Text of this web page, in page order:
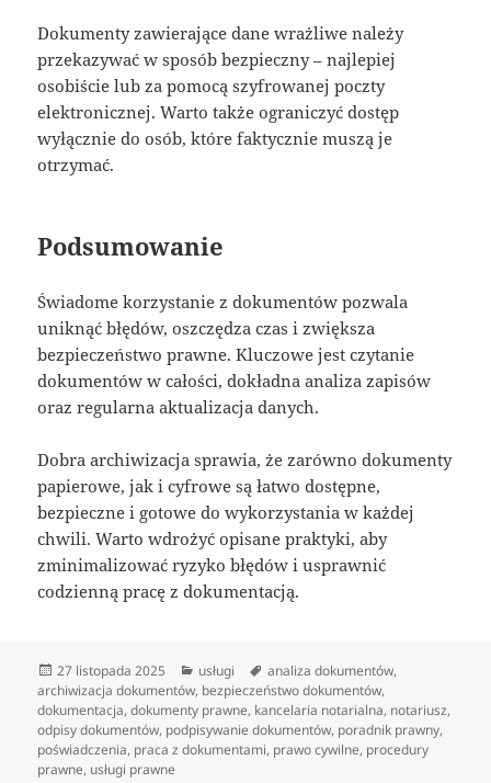
Dokumenty zawierające dane wrażliwe należy
przekazywać w sposób bezpieczny – najlepiej
osobiście lub za pomocą szyfrowanej poczty
elektronicznej. Warto także ograniczyć dostęp
wyłącznie do osób, które faktycznie muszą je
otrzymać.
Podsumowanie
Świadome korzystanie z dokumentów pozwala
uniknąć błędów, oszczędza czas i zwiększa
bezpieczeństwo prawne. Kluczowe jest czytanie
dokumentów w całości, dokładna analiza zapisów
oraz regularna aktualizacja danych.
Dobra archiwizacja sprawia, że zarówno dokumenty
papierowe, jak i cyfrowe są łatwo dostępne,
bezpieczne i gotowe do wykorzystania w każdej
chwili. Warto wdrożyć opisane praktyki, aby
zminimalizować ryzyko błędów i usprawnić
codzienną pracę z dokumentacją.
Data
publikacji
27 listopada 2025 Kategorie
usługi Tagi
analiza dokumentów,
archiwizacja dokumentów, bezpieczeństwo dokumentów,
dokumentacja,dokumenty prawne, kancelaria notarialna, notariusz,
odpisy dokumentów, podpisywanie dokumentów, poradnik prawny,
poświadczenia, praca z dokumentami, prawo cywilne, procedury
prawne, usługi prawne